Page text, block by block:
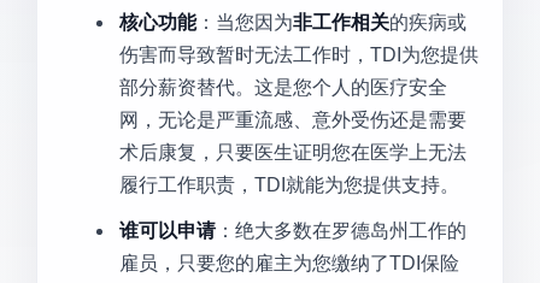
核心功能：当您因为非工作相关的疾病或
伤害而导致暂时无法工作时，TDI为您提供
部分薪资替代。这是您个人的医疗安全
网，无论是严重流感、意外受伤还是需要
术后康复，只要医生证明您在医学上无法
履行工作职责，TDI就能为您提供支持。
谁可以申请：绝大多数在罗德岛州工作的
雇员，只要您的雇主为您缴纳了TDI保险